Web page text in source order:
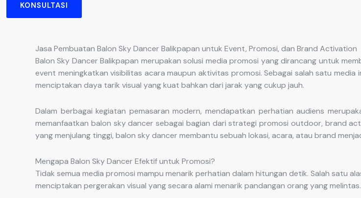
KONSULTASI
Jasa Pembuatan Balon Sky Dancer Balikpapan untuk Event, Promosi, dan Brand Activation
Balon Sky Dancer Balikpapan merupakan solusi media promosi yang dirancang untuk
event meningkatkan visibilitas acara maupun aktivitas promosi. Sebagai salah satu
menciptakan daya tarik visual yang kuat bahkan dari jarak yang cukup jauh.
Dalam berbagai kegiatan pemasaran modern, mendapatkan perhatian audiens
memanfaatkan balon sky dancer sebagai bagian dari strategi promosi outdoor, brand
yang menjulang tinggi, balon sky dancer membantu sebuah lokasi, acara, atau brand
Mengapa Balon Sky Dancer Efektif untuk Promosi?
Tidak semua media promosi mampu menarik perhatian dalam hitungan detik. Salah satu
menciptakan pergerakan visual yang secara alami menarik pandangan orang yang melintas.